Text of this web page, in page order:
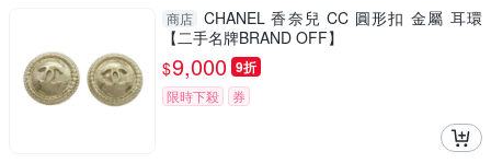
商店 CHANEL 香奈兒 CC 圓形扣 金屬 耳環
【二手名牌BRAND OFF】
$9,000 9折
限時下殺 券